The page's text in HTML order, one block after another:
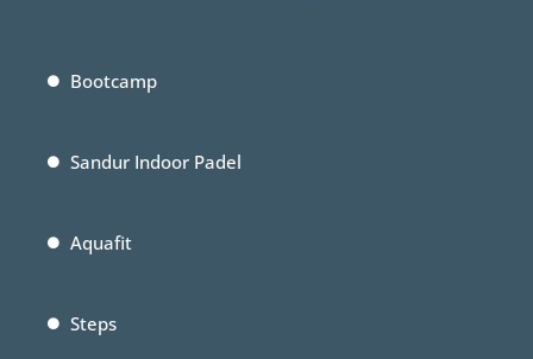
Bootcamp
Sandur Indoor Padel
Aquafit
Steps